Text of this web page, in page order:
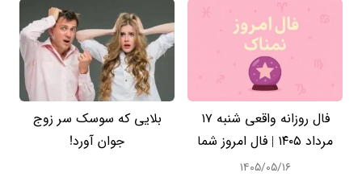
فال روزانه واقعی شنبه ۱۷
مرداد ۱۴۰۵ | فال امروز شما
۱۴۰۵/۰۵/۱۶
بلایی که سوسک سر زوج
جوان آورد!